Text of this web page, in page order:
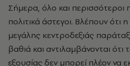
Σήμερα, όλο και περισσότεροι
πολιτικά άστεγοι. Βλέπουν ότι
μεγάλης κεντροδεξιάς
βαθιά και αντιλαμβάνονται
εξουσίας δεν μπορεί πλέον να